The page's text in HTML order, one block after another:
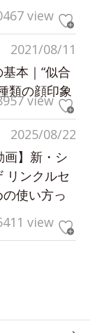
view
2021/08/11
本｜“似合
類の顔印象
view
2025/08/22
画】新・シ
リンクルセ
使い方っ
view